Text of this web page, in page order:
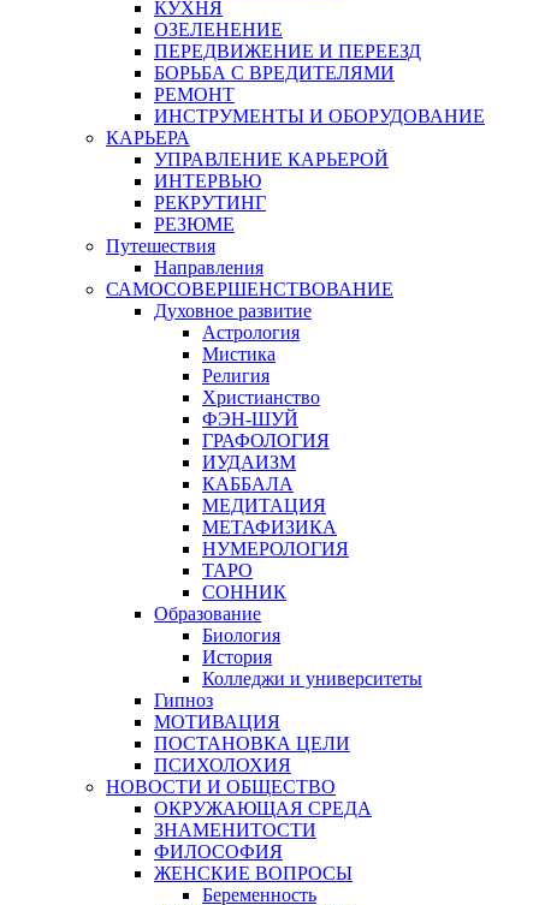
КУХНЯ
ОЗЕЛЕНЕНИЕ
ПЕРЕДВИЖЕНИЕ И ПЕРЕЕЗД
БОРЬБА С ВРЕДИТЕЛЯМИ
РЕМОНТ
ИНСТРУМЕНТЫ И ОБОРУДОВАНИЕ
КАРЬЕРА
УПРАВЛЕНИЕ КАРЬЕРОЙ
ИНТЕРВЬЮ
РЕКРУТИНГ
РЕЗЮМЕ
Путешествия
Направления
САМОСОВЕРШЕНСТВОВАНИЕ
Духовное развитие
Астрология
Мистика
Религия
Христианство
ФЭН-ШУЙ
ГРАФОЛОГИЯ
ИУДАИЗМ
КАББАЛА
МЕДИТАЦИЯ
МЕТАФИЗИКА
НУМЕРОЛОГИЯ
ТАРО
СОННИК
Образование
Биология
История
Колледжи и университеты
Гипноз
МОТИВАЦИЯ
ПОСТАНОВКА ЦЕЛИ
ПСИХОЛОХИЯ
НОВОСТИ И ОБЩЕСТВО
ОКРУЖАЮЩАЯ СРЕДА
ЗНАМЕНИТОСТИ
ФИЛОСОФИЯ
ЖЕНСКИЕ ВОПРОСЫ
Беременность